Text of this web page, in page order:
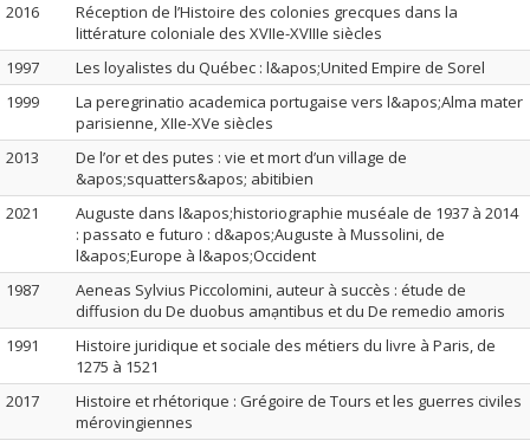
2016
Réception de l’Histoire des colonies grecques dans la
littérature coloniale des XVIIe-XVIIIe siècles
1997
Les loyalistes du Québec : l&apos;United Empire de Sorel
1999
La peregrinatio academica portugaise vers l&apos;Alma mater
parisienne, XIIe-XVe siècles
2013
De l’or et des putes : vie et mort d’un village de
&apos;squatters&apos; abitibien
2021
Auguste dans l&apos;historiographie muséale de 1937 à 2014
: passato e futuro : d&apos;Auguste à Mussolini, de
l&apos;Europe à l&apos;Occident
1987
Aeneas Sylvius Piccolomini, auteur à succès : étude de
diffusion du De duobus amạntibus et du De remedio amoris
1991
Histoire juridique et sociale des métiers du livre à Paris, de
1275 à 1521
2017
Histoire et rhétorique : Grégoire de Tours et les guerres civiles
mérovingiennes